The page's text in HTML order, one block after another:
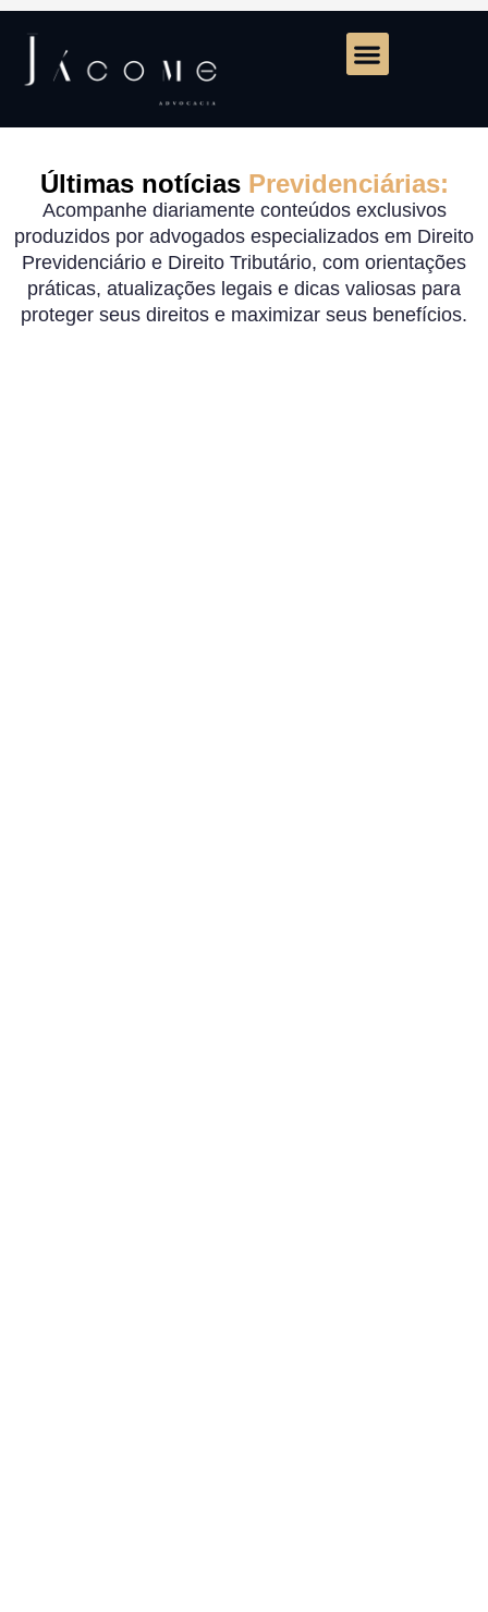
Últimas notícias Previdenciárias:
Acompanhe diariamente conteúdos exclusivos
produzidos por advogados especializados em Direito
Previdenciário e Direito Tributário, com orientações
práticas, atualizações legais e dicas valiosas para
proteger seus direitos e maximizar seus benefícios.